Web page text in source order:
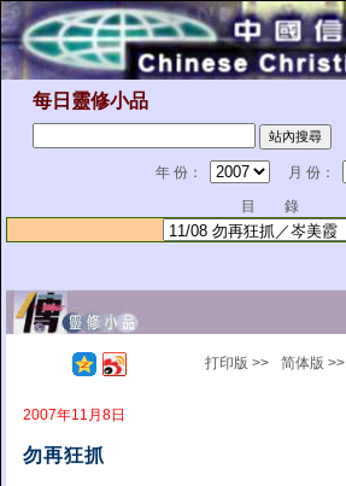
每日靈修小品
年 份：
月 份：
目 錄
打印版 >> 简体版 >>
2007年11月8日
勿再狂抓